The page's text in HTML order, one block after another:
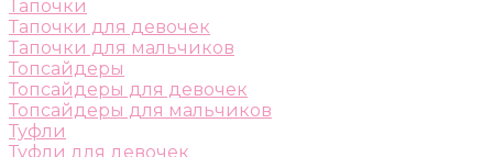
Тапочки
Тапочки для девочек
Тапочки для мальчиков
Топсайдеры
Топсайдеры для девочек
Топсайдеры для мальчиков
Туфли
Туфли для девочек